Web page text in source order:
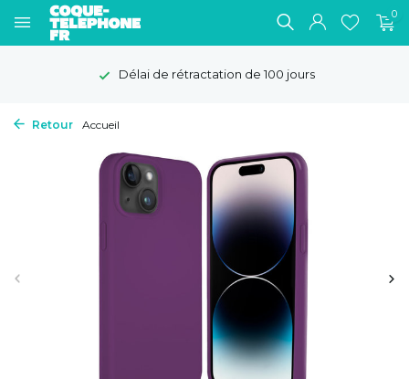
0
Délai de rétractation de 100 jours
Retour Accueil